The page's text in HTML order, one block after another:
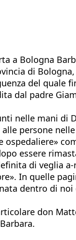
a Bologna
di Bologna,
del quale
dal padre
nelle mani di
persone
essere
di veglia a-
In quelle
dentro di
don